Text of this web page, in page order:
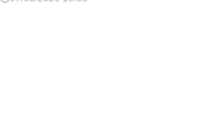
fonda que había heredado. Cuando un